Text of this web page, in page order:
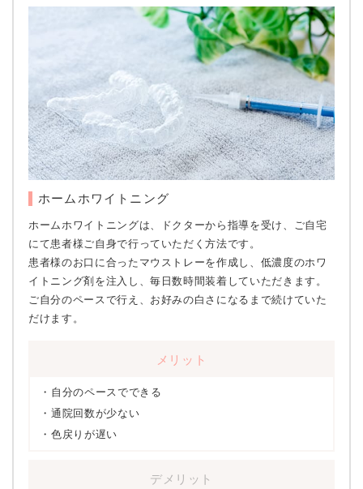
ホームホワイトニング
ホームホワイトニングは、ドクターから指導を受け、ご自宅
にて患者様ご自身で行っていただく方法です。
患者様のお口に合ったマウストレーを作成し、低濃度のホワ
イトニング剤を注入し、毎日数時間装着していただきます。
ご自分のペースで行え、お好みの白さになるまで続けていた
だけます。
メリット
自分のペースでできる
通院回数が少ない
色戻りが遅い
デメリット